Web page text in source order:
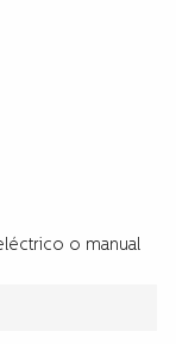
o manual